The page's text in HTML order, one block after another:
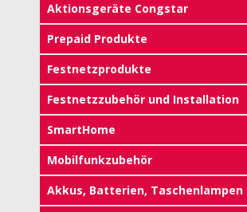
Aktionsgeräte Congstar
Prepaid Produkte
Festnetzprodukte
Festnetzzubehör und Installation
SmartHome
Mobilfunkzubehör
Akkus, Batterien, Taschenlampen